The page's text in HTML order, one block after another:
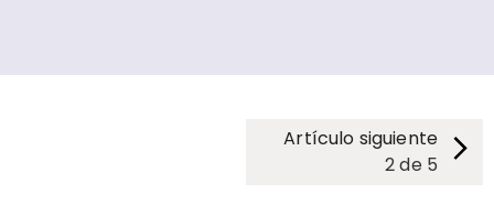
Artículo siguiente
2de 5